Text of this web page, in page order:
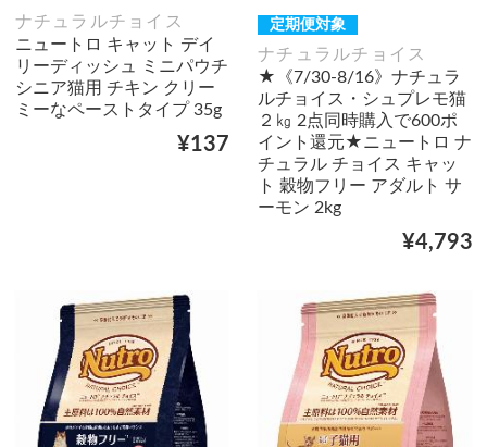
ナチュラルチョイス
ニュートロ キャット デイ
リーディッシュ ミニパウチ
シニア猫用 チキン クリー
ミーなペーストタイプ 35g
¥137
定期便対象
ナチュラルチョイス
★《7/30-8/16》ナチュラ
ルチョイス・シュプレモ猫
２㎏ 2点同時購入で600ポ
イント還元★ニュートロ ナ
チュラル チョイス キャッ
ト 穀物フリー アダルト サ
ーモン 2kg
¥4,793